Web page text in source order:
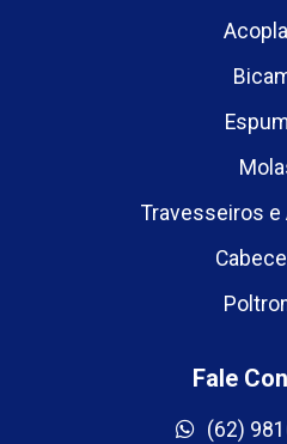
Travesseiros
Fale
(62)